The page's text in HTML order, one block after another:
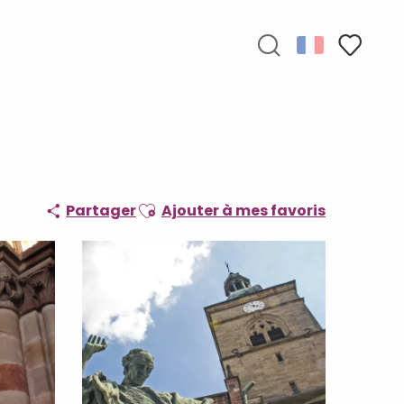
PartagerAjouter aux favoris
Ajouter à mes favoris